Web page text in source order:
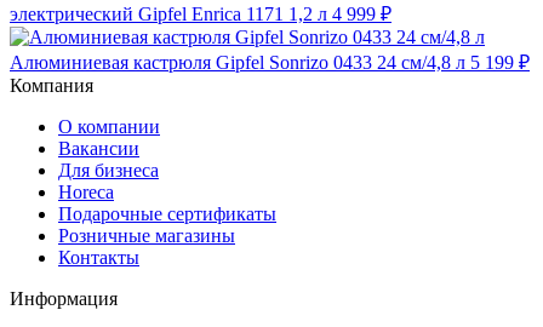
электрический Gipfel Enrica 1171 1,2 л 4 999 ₽
Алюминиевая кастрюля Gipfel Sonrizo 0433 24 см/4,8 л 5 199 ₽
Компания
О компании
Вакансии
Для бизнеса
Horeca
Подарочные сертификаты
Розничные магазины
Контакты
Информация